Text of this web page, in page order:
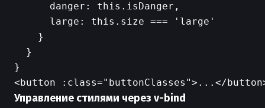
      danger: this.isDanger,
      large: this.size === 'large'
    }
  }
Управление стилями через v-bind